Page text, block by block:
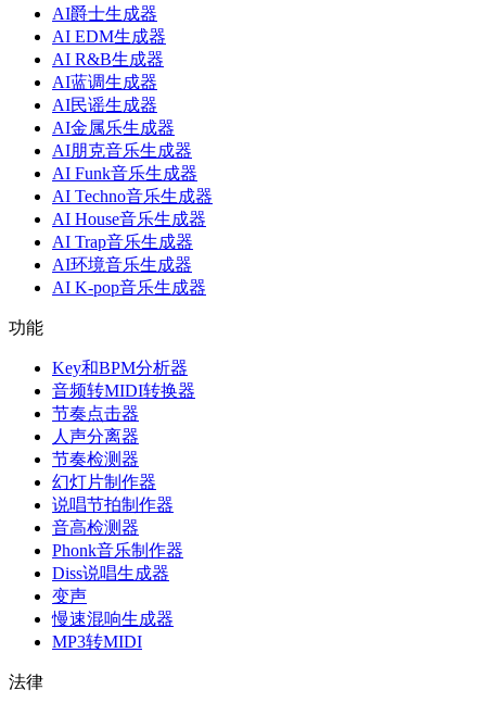
AI爵士生成器
AI EDM生成器
AI R&B生成器
AI蓝调生成器
AI民谣生成器
AI金属乐生成器
AI朋克音乐生成器
AI Funk音乐生成器
AI Techno音乐生成器
AI House音乐生成器
AI Trap音乐生成器
AI环境音乐生成器
AI K-pop音乐生成器
功能
Key和BPM分析器
音频转MIDI转换器
节奏点击器
人声分离器
节奏检测器
幻灯片制作器
说唱节拍制作器
音高检测器
Phonk音乐制作器
Diss说唱生成器
变声
慢速混响生成器
MP3转MIDI
法律